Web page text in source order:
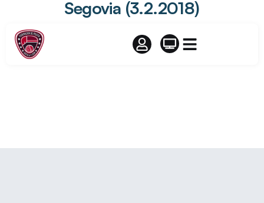
Segovia (3.2.2018)